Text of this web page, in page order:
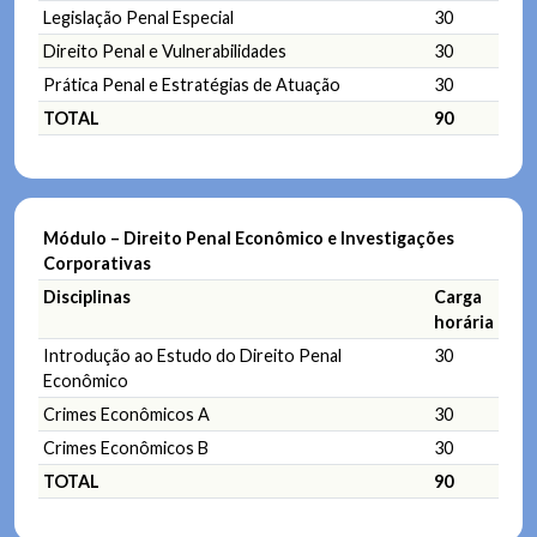
Legislação Penal Especial
30
Direito Penal e Vulnerabilidades
30
Prática Penal e Estratégias de Atuação
30
TOTAL
90
Módulo – Direito Penal Econômico e Investigações
Corporativas
Disciplinas
Carga
horária
Introdução ao Estudo do Direito Penal
Econômico
30
Crimes Econômicos A
30
Crimes Econômicos B
30
TOTAL
90